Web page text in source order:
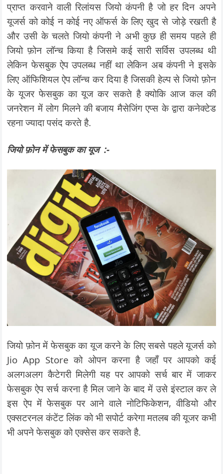
प्राप्त करवाने वाली रिलांयस जियो कंपनी है जो हर दिन अपने
यूजर्स को कोई न कोई नए ऑफर्स के लिए खुद से जोड़े रखती है
और उसी के चलते जियो कंपनी ने अभी कुछ ही समय पहले ही
जियो फ़ोन लॉन्च किया है जिसमे कई सारी सर्विस उपलब्ध थी
लेकिन फेसबुक ऐप उपलब्ध नहीं था लेकिन अब कंपनी ने इसके
लिए ऑफिशियल ऐप लॉन्च कर दिया है जिसकी हेल्प से जियो फ़ोन
के यूजर फेसबुक का यूज कर सकते है क्योकि आज कल की
जनरेशन में लोग मिलने की बजाय मैसेजिंग एप्स के द्वारा कनेक्टेड
रहना ज्यादा पसंद करते है.
जियो फ़ोन में फेसबुक का यूज :-
जियो फ़ोन में फेसबुक का यूज करने के लिए सबसे पहले यूजर्स को
Jio App Store को ओपन करना है जहाँ पर आपको कई
अलगअलग कैटेगरी मिलेगी यह पर आपको सर्च बार में जाकर
फेसबुक ऐप सर्च करना है मिल जाने के बाद में उसे इंस्टाल कर ले
इस ऐप में फेसबुक पर आने वाले नोटिफिकेशन, वीडियो और
एक्सटरनल कंटेंट लिंक को भी सपोर्ट करेगा मतलब की यूजर कभी
भी अपने फेसबुक को एक्सेस कर सकते है.